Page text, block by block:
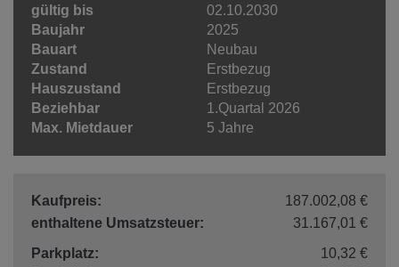
gültig bis
02.10.2030
Baujahr
2025
Bauart
Neubau
Zustand
Erstbezug
Hauszustand
Erstbezug
Beziehbar
1.Quartal 2026
Max. Mietdauer
5 Jahre
Kaufpreis:
187.002,08 €
enthaltene Umsatzsteuer:
31.167,01 €
Parkplatz:
10,32 €